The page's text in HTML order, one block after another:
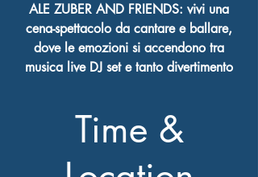
ALE ZUBER AND FRIENDS: vivi una
cena-spettacolo da cantare e ballare,
dove le emozioni si accendono tra
musica live DJ set e tanto divertimento
Time &